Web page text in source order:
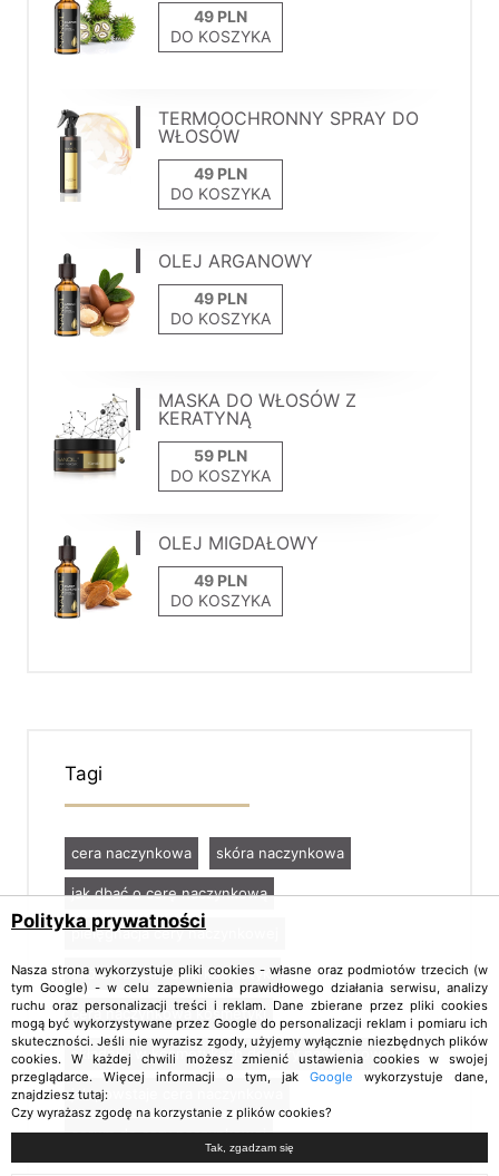
DO KOSZYKA
TERMOOCHRONNY SPRAY DO
WŁOSÓW
DO KOSZYKA
OLEJ ARGANOWY
DO KOSZYKA
MASKA DO WŁOSÓW Z
KERATYNĄ
DO KOSZYKA
OLEJ MIGDAŁOWY
DO KOSZYKA
Tagi
cera naczynkowa skóra naczynkowa
jak dbać o cerę naczynkową
pielęgnacja cery naczynkowej
skóra naczynkowa kosmetyki
cera naczynkowa kosmetyki
składniki w kosmetykach do cery naczynkowej
jak powstaje cera naczynkowa
serum do cery naczynkowej
Polityka prywatności
Nasza strona wykorzystuje pliki cookies - własne oraz podmiotów trzecich (w
tym Google) - w celu zapewnienia prawidłowego działania serwisu, analizy
ruchu oraz personalizacji treści i reklam. Dane zbierane przez pliki cookies
mogą być wykorzystywane przez Google do personalizacji reklam i pomiaru ich
skuteczności. Jeśli nie wyrazisz zgody, użyjemy wyłącznie niezbędnych plików
cookies. W każdej chwili możesz zmienić ustawienia cookies w swojej
przeglądarce. Więcej informacji o tym, jak Google wykorzystuje dane,
znajdziesz tutaj:
Czy wyrażasz zgodę na korzystanie z plików cookies?
Tak, zgadzam się